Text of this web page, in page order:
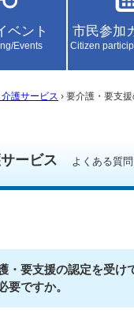
ベント
Events
市民参加
Citizen
護サービス › 要介護・要支
サービス よくある質問
・要支援の認定を受け
要ですか。